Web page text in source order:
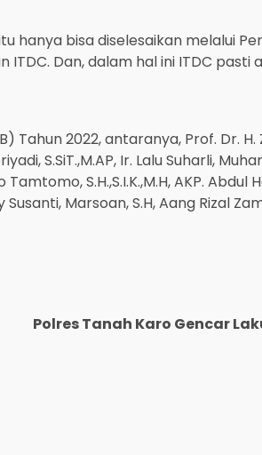
hanya bisa diselesaikan melalui
Dan, dalam hal ini ITDC
2022, antaranya, Prof. Dr. H.
S.SiT.,M.AP, Ir. Lalu Suharli,
S.H.,S.I.K.,M.H, AKP.
Marsoan, S.H, Aang Rizal
Polres Tanah Karo Gencar